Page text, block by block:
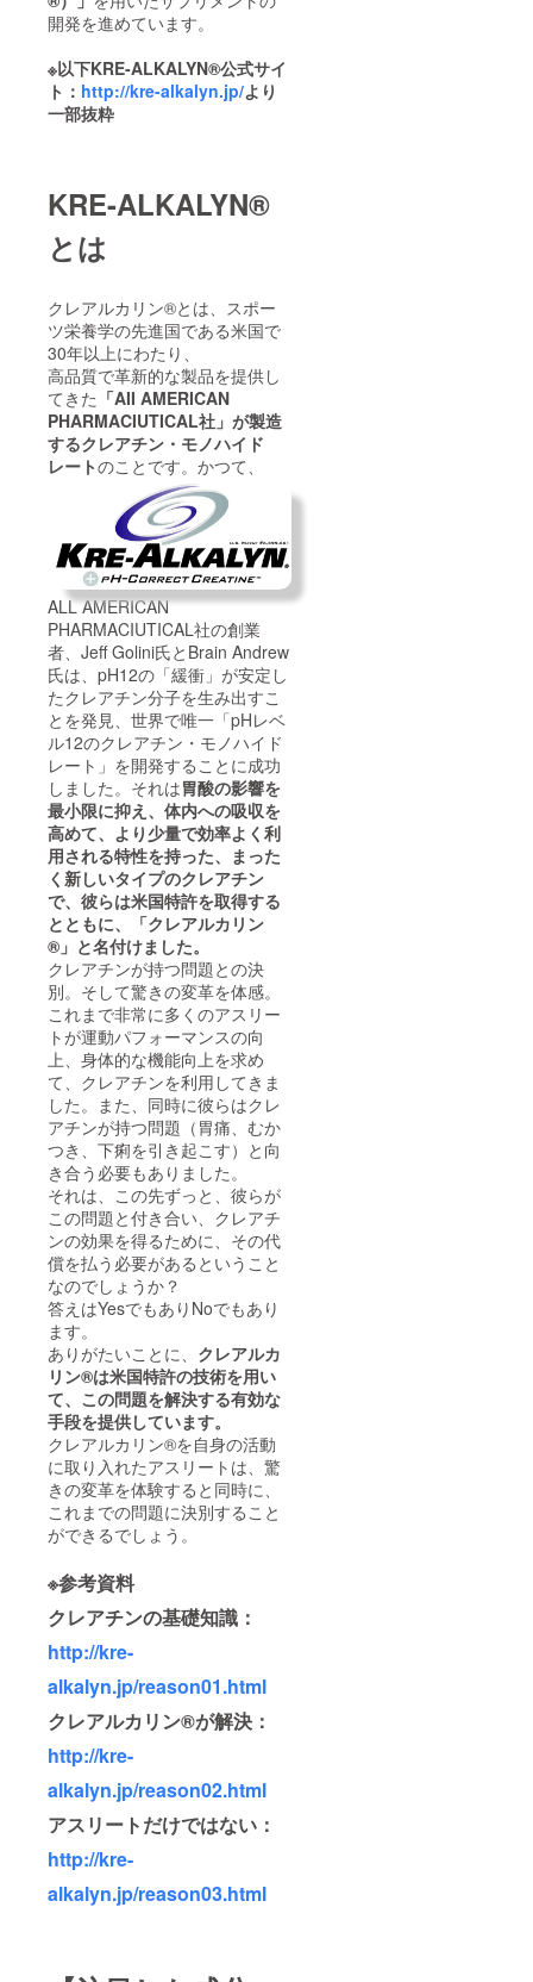
開発を進めています。
※以下KRE-ALKALYN®公式サイ
ト： http://kre-alkalyn.jp/より
一部抜粋
KRE-ALKALYN®
とは
クレアルカリン®とは、スポー
ツ栄養学の先進国である米国で
30年以上にわたり、
高品質で革新的な製品を提供し
てきた 「AII AMERICAN
PHARMACIUTICAL社」が製造
するクレアチン・モノハイド
レートのことです。 かつて、
ALL AMERICAN
PHARMACIUTICAL社の創業
者、Jeff Golini氏とBrain Andrew
氏は、pH12の「緩衝」が安定し
たクレアチン分子を生み出すこ
とを発見、世界で唯一「pHレベ
ル12のクレアチン・モノハイド
レート」を開発することに成功
しました。それは胃酸の影響を
最小限に抑え、体内への吸収を
高めて、より少量で効率よく利
用される特性を持った、まった
く新しいタイプのクレアチン
で、彼らは米国特許を取得する
とともに、「クレアルカリン
®」と名付けました。
クレアチンが持つ問題との決
別。そして驚きの変革を体感。
これまで非常に多くのアスリー
トが運動パフォーマンスの向
上、身体的な機能向上を求め
て、クレアチンを利用してきま
した。また、同時に彼らはクレ
アチンが持つ問題（胃痛、むか
つき、下痢を引き起こす）と向
き合う必要もありました。
それは、この先ずっと、彼らが
この問題と付き合い、クレアチ
ンの効果を得るために、その代
償を払う必要があるということ
なのでしょうか？
答えはYesでもありNoでもあり
ます。
ありがたいことに、 クレアルカ
リン®は米国特許の技術を用い
て、この問題を解決する有効な
手段を提供しています。
クレアルカリン®を自身の活動
に取り入れたアスリートは、驚
きの変革を体験すると同時に、
これまでの問題に決別すること
ができるでしょう。
※参考資料
クレアチンの基礎知識：
http://kre-
alkalyn.jp/reason01.html
クレアルカリン®が解決：
http://kre-
alkalyn.jp/reason02.html
アスリートだけではない：
http://kre-
alkalyn.jp/reason03.html